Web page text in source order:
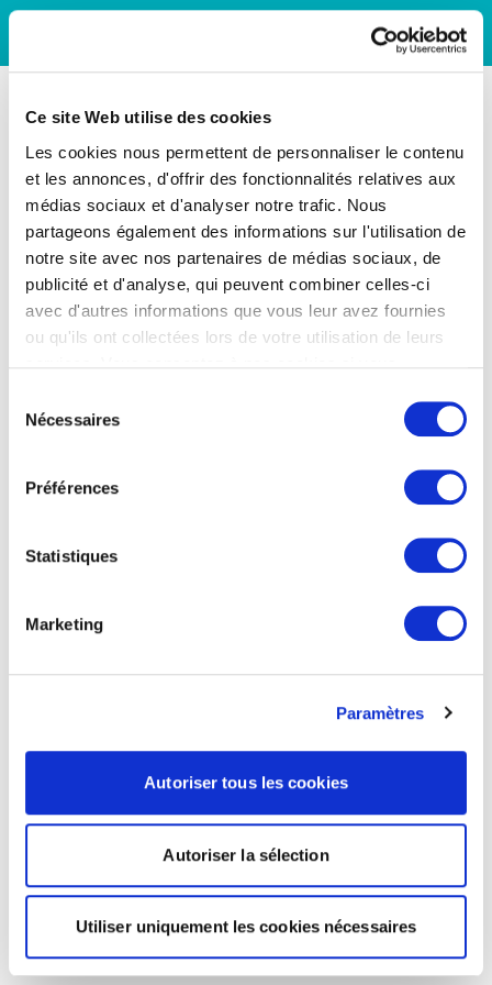
Ce site Web utilise des cookies
Les cookies nous permettent de personnaliser le contenu
et les annonces, d'offrir des fonctionnalités relatives aux
médias sociaux et d'analyser notre trafic. Nous
partageons également des informations sur l'utilisation de
notre site avec nos partenaires de médias sociaux, de
publicité et d'analyse, qui peuvent combiner celles-ci
avec d'autres informations que vous leur avez fournies
ou qu'ils ont collectées lors de votre utilisation de leurs
Nécessaires
Préférences
Statistiques
Marketing
Paramètres
Autoriser tous les cookies
Autoriser la sélection
Utiliser uniquement les cookies nécessaires